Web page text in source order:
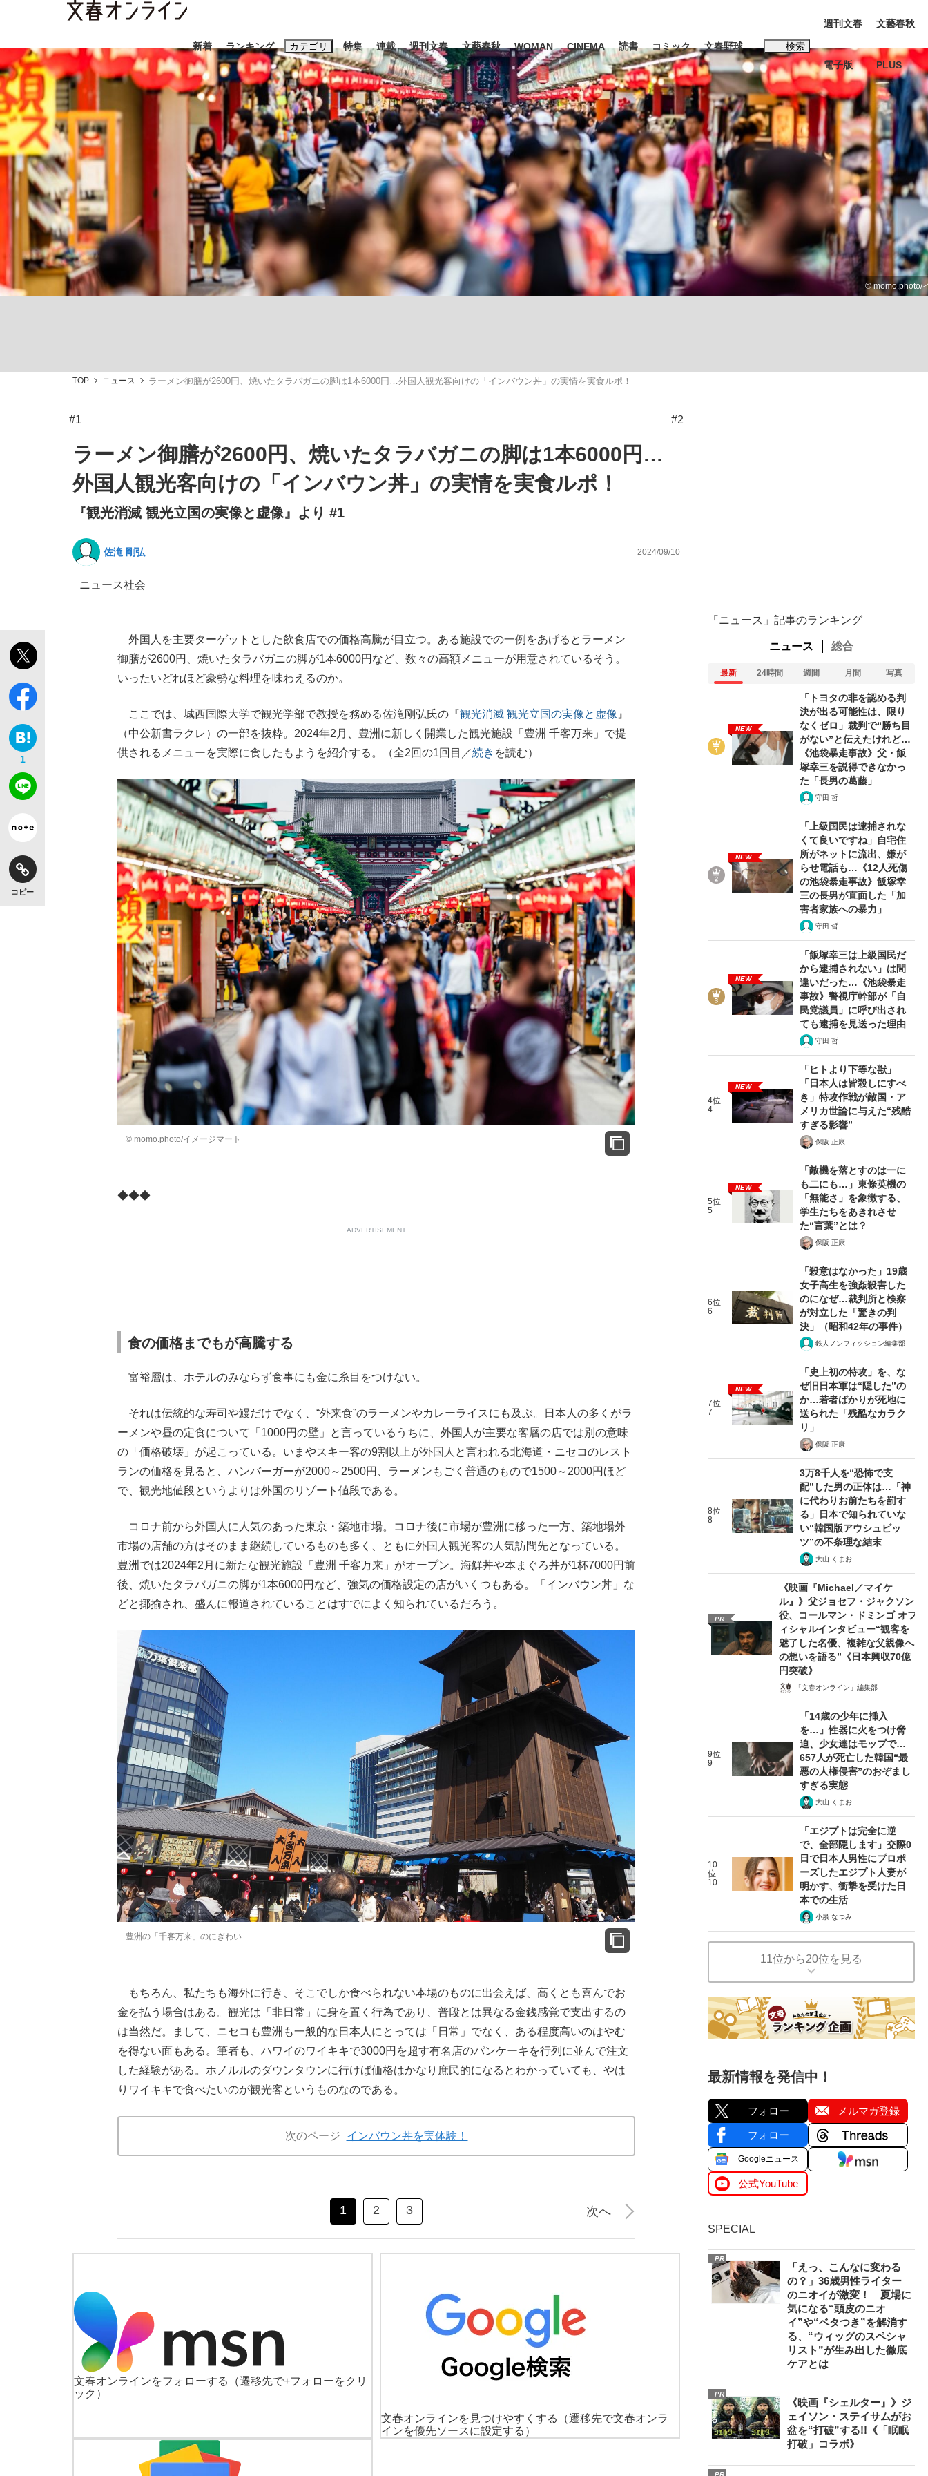
新着 ランキング カテゴリ
スクープ ニュース エンタメ ライフ ビジネス インタビュー 読書
《BTS厳戒トーキョー滞在記》RM→渋谷で飲み会、JIN→伊豆の... 「90%は失敗する。でも…」本田圭佑が初めて明かした日本代表監督に...
「クマが悪者扱いされているのが悲しい」『北の国から』倉本聰氏（91...
もっと見る
特集
終戦から81年 日本生まれのK-POPアイドルたち
キングの誕生を、目撃せよ。
もっと見る
連載 週刊文春 文藝春秋 WOMAN CINEMA 読書 コミック 文春野球 検索
キーワード入力
おすすめのキーワードタグ一覧
#藤田晋 #三山凌輝 #高市早苗 #後藤真希 #森岡毅 #城彰二 #内田有紀
#松田聖子
#玉木雄一郎
#亀和田武
週刊文春
電子版
文藝春秋
PLUS
TOP ニュース ラーメン御膳が2600円、焼いたタラバガニの脚は1本6000円…外国人観光客向けの「インバウン丼」の実情を実食ルポ！
#1 #2
ラーメン御膳が2600円、焼いたタラバガニの脚は1本6000円…
外国人観光客向けの「インバウン丼」の実情を実食ルポ！
『観光消滅 観光立国の実像と虚像』より #1
佐滝 剛弘 2024/09/10
ニュース社会
1
コピー
外国人を主要ターゲットとした飲食店での価格高騰が目立つ。ある施設での一例をあげるとラーメン
御膳が2600円、焼いたタラバガニの脚が1本6000円など、数々の高額メニューが用意されているそう。
いったいどれほど豪勢な料理を味わえるのか。
ここでは、城西国際大学で観光学部で教授を務める佐滝剛弘氏の『観光消滅 観光立国の実像と虚像 』
（中公新書ラクレ）の一部を抜粋。2024年2月、豊洲に新しく開業した観光施設「豊洲 千客万来」で提
供されるメニューを実際に食したもようを紹介する。（全2回の1回目／続き を読む）
© momo.photo/イメージマート
◆◆◆
ADVERTISEMENT
食の価格までもが高騰する
富裕層は、ホテルのみならず食事にも金に糸目をつけない。
それは伝統的な寿司や鰻だけでなく、“外来食”のラーメンやカレーライスにも及ぶ。日本人の多くがラ
ーメンや昼の定食について「1000円の壁」と言っているうちに、外国人が主要な客層の店では別の意味
の「価格破壊」が起こっている。いまやスキー客の9割以上が外国人と言われる北海道・ニセコのレスト
ランの価格を見ると、ハンバーガーが2000～2500円、ラーメンもごく普通のもので1500～2000円ほど
で、観光地値段というよりは外国のリゾート値段である。
コロナ前から外国人に人気のあった東京・築地市場。コロナ後に市場が豊洲に移った一方、築地場外
市場の店舗の方はそのまま継続しているものも多く、ともに外国人観光客の人気訪問先となっている。
豊洲では2024年2月に新たな観光施設「豊洲 千客万来」がオープン。海鮮丼や本まぐろ丼が1杯7000円前
後、焼いたタラバガニの脚が1本6000円など、強気の価格設定の店がいくつもある。「インバウン丼」な
どと揶揄され、盛んに報道されていることはすでによく知られているだろう。
豊洲の「千客万来」のにぎわい
もちろん、私たちも海外に行き、そこでしか食べられない本場のものに出会えば、高くとも喜んでお
金を払う場合はある。観光は「非日常」に身を置く行為であり、普段とは異なる金銭感覚で支出するの
は当然だ。まして、ニセコも豊洲も一般的な日本人にとっては「日常」でなく、ある程度高いのはやむ
を得ない面もある。筆者も、ハワイのワイキキで3000円を超す有名店のパンケーキを行列に並んで注文
した経験がある。ホノルルのダウンタウンに行けば価格はかなり庶民的になるとわかっていても、やは
りワイキキで食べたいのが観光客というものなのである。
次のページ インバウン丼を実体験！
1 2 3 次へ
文春オンラインをフォローする
（遷移先で+フォローをクリ
ック）
文春オンラインを見つけやすくする
（遷移先で文春オンラ
インを優先ソースに設定する）
「ニュース」記事のランキング
ニュース 総合
最新 24時間 週間 月間 写真
NEW
「トヨタの非を認める判
決が出る可能性は、限り
なくゼロ」裁判で“勝ち目
がない”と伝えたけれど…
《池袋暴走事故》父・飯
塚幸三を説得できなかっ
た「長男の葛藤」
守田 哲
NEW
「上級国民は逮捕されな
くて良いですね」自宅住
所がネットに流出、嫌が
らせ電話も…《12人死傷
の池袋暴走事故》飯塚幸
三の長男が直面した「加
害者家族への暴力」
守田 哲
NEW
「飯塚幸三は上級国民だ
から逮捕されない」は間
違いだった…《池袋暴走
事故》警視庁幹部が「自
民党議員」に呼び出され
ても逮捕を見送った理由
守田 哲
4位
4
NEW
「ヒトより下等な獣」
「日本人は皆殺しにすべ
き」特攻作戦が敵国・ア
メリカ世論に与えた“残酷
すぎる影響”
保阪 正康
5位
5
NEW
「敵機を落とすのは一に
も二にも…」東條英機の
「無能さ」を象徴する、
学生たちをあきれさせ
た“言葉”とは？
保阪 正康
6位
6
「殺意はなかった」19歳
女子高生を強姦殺害した
のになぜ…裁判所と検察
が対立した「驚きの判
決」（昭和42年の事件）
鉄人ノンフィクション編集部
7位
7
NEW
「史上初の特攻」を、な
ぜ旧日本軍は“隠した”の
か…若者ばかりが死地に
送られた「残酷なカラク
リ」
保阪 正康
8位
8
3万8千人を“恐怖で支
配”した男の正体は…「神
に代わりお前たちを罰す
る」日本で知られていな
い“韓国版アウシュビッ
ツ”の不条理な結末
大山 くまお
PR
《映画『Michael／マイケ
ル』》父ジョセフ・ジャクソン
役、コールマン・ドミンゴ オフ
ィシャルインタビュー“観客を
魅了した名優、複雑な父親像へ
の想いを語る”《日本興収70億
円突破》
「文春オンライン」編集部
9位
9
「14歳の少年に挿入
を…」性器に火をつけ脅
迫、少女達はモップで…
657人が死亡した韓国“最
悪の人権侵害”のおぞまし
すぎる実態
大山 くまお
10
位
10
「エジプトは完全に逆
で、全部隠します」交際0
日で日本人男性にプロポ
ーズしたエジプト人妻が
明かす、衝撃を受けた日
本での生活
小泉 なつみ
11位から20位を見る
最新情報を発信中！
フォロー メルマガ登録
フォロー
Googleニュース
公式YouTube
SPECIAL
PR
「えっ、こんなに変わる
の？」36歳男性ライター
のニオイが激変！ 夏場に
気になる“頭皮のニオ
イ”や“ベタつき”を解消す
る、“ウィッグのスペシャ
リスト”が生み出した徹底
ケアとは
PR
《映画『シェルター』》ジ
ェイソン・ステイサムがお
盆を“打破”する!!《「眠眠
打破」コラボ》